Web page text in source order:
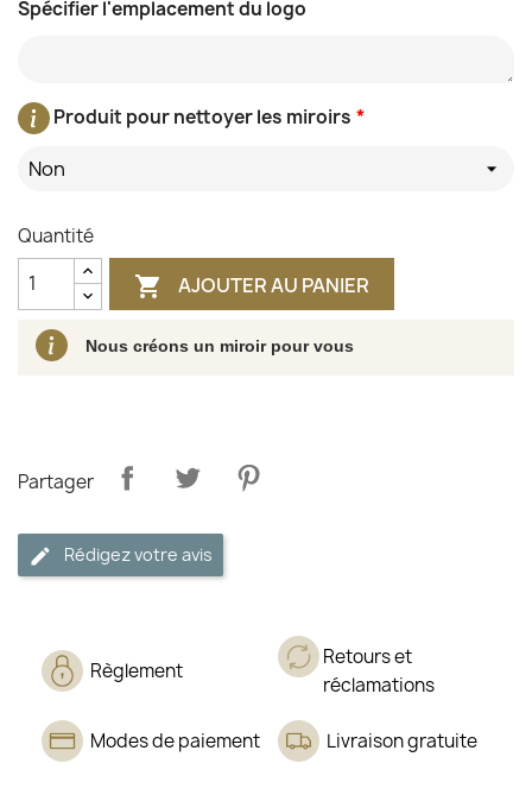
Spécifier l'emplacement du logo
*
Produit pour nettoyer les miroirs
Non
Quantité
 AJOUTER AU PANIER
Nous créons un miroir pour vous
Partager
Rédigez votre avis
Règlement
Retours et
réclamations
Modes de paiement Livraison gratuite